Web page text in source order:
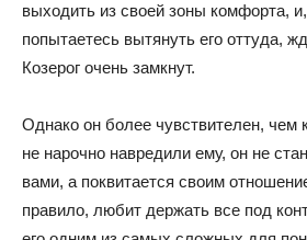
выходить из своей зоны комфорта,
попытаетесь вытянуть его оттуда,
Козерог очень замкнут.
Однако он более чувствителен, чем
не нарочно навредили ему, он не
вами, а поквитается своим
правило, любит держать все под